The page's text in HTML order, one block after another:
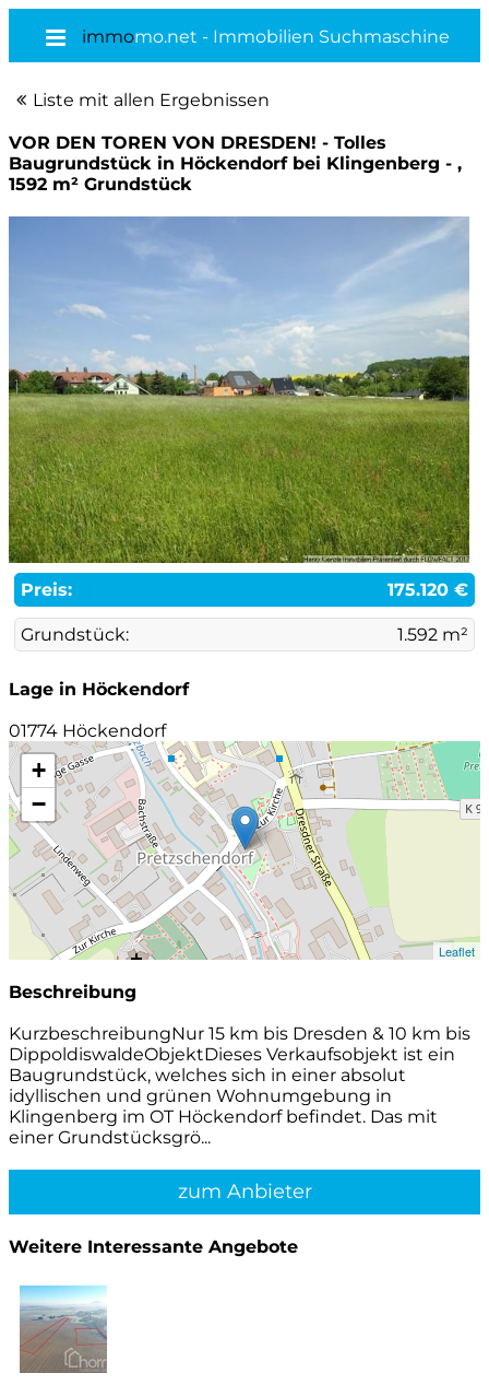
immomo.net - Immobilien Suchmaschine
Liste mit allen Ergebnissen
VOR DEN TOREN VON DRESDEN! - Tolles
Baugrundstück in Höckendorf bei Klingenberg - ,
1592 m² Grundstück
Preis: 175.120 €
Grundstück: 1.592 m²
Lage in Höckendorf
01774 Höckendorf
+
−
Leaflet
Beschreibung
KurzbeschreibungNur 15 km bis Dresden & 10 km bis
DippoldiswaldeObjektDieses Verkaufsobjekt ist ein
Baugrundstück, welches sich in einer absolut
idyllischen und grünen Wohnumgebung in
Klingenberg im OT Höckendorf befindet. Das mit
einer Grundstücksgrö...
zum Anbieter
Weitere Interessante Angebote